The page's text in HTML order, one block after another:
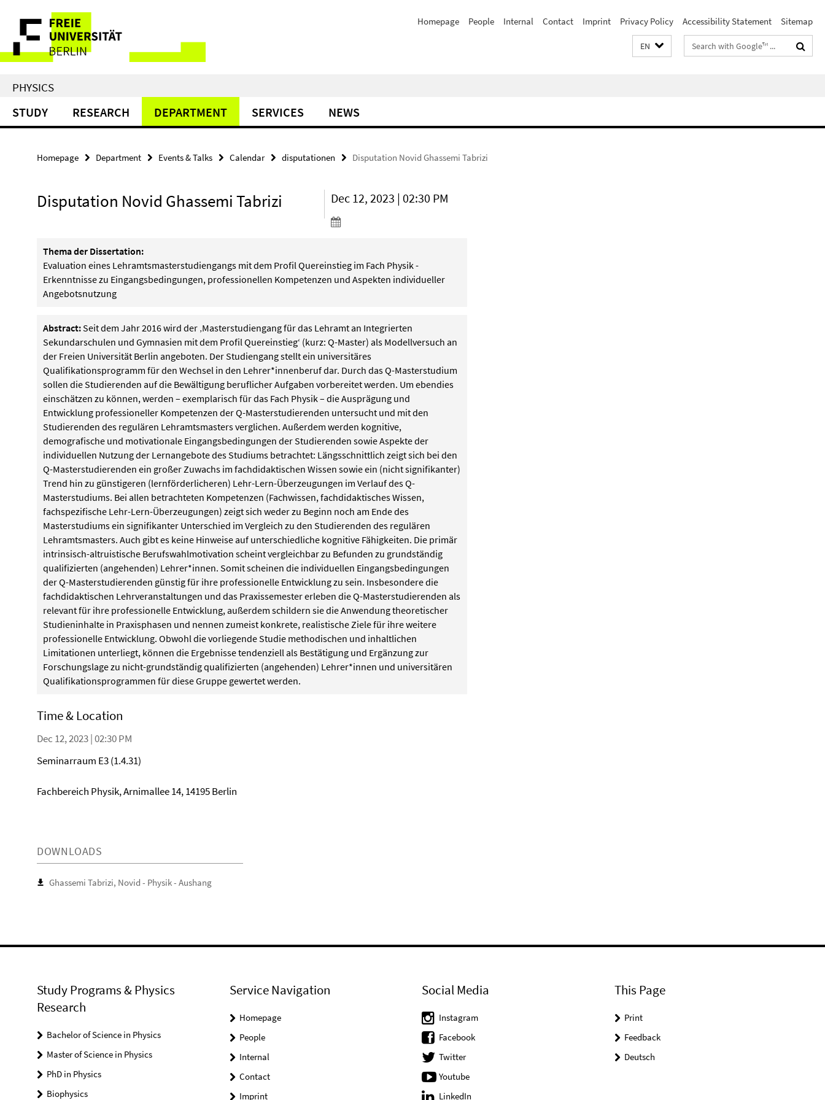
direkt
Inhalt
Service
Navigation
Homepage People Internal Contact Imprint Privacy Policy Accessibility Statement Sitemap
EN
Search
terms
PHYSICS
STUDY RESEARCH DEPARTMENT SERVICES NEWS
Homepage Department Events & Talks Calendar disputationen Disputation Novid Ghassemi Tabrizi
Disputation Novid Ghassemi Tabrizi Dec 12, 2023 | 02:30 PM
Thema der Dissertation:
Evaluation eines Lehramtsmasterstudiengangs mit dem Profil Quereinstieg im Fach Physik -
Erkenntnisse zu Eingangsbedingungen, professionellen Kompetenzen und Aspekten individueller
Angebotsnutzung
Abstract:Seit dem Jahr 2016 wird der ‚Masterstudiengang für das Lehramt an Integrierten
Sekundarschulen und Gymnasien mit dem Profil Quereinstieg‘ (kurz: Q-Master) als Modellversuch an
der Freien Universität Berlin angeboten. Der Studiengang stellt ein universitäres
Qualifikationsprogramm für den Wechsel in den Lehrer*innenberuf dar. Durch das Q-Masterstudium
sollen die Studierenden auf die Bewältigung beruflicher Aufgaben vorbereitet werden. Um ebendies
einschätzen zu können, werden – exemplarisch für das Fach Physik – die Ausprägung und
Entwicklung professioneller Kompetenzen der Q-Masterstudierenden untersucht und mit den
Studierenden des regulären Lehramtsmasters verglichen. Außerdem werden kognitive,
demografische und motivationale Eingangsbedingungen der Studierenden sowie Aspekte der
individuellen Nutzung der Lernangebote des Studiums betrachtet: Längsschnittlich zeigt sich bei den
Q-Masterstudierenden ein großer Zuwachs im fachdidaktischen Wissen sowie ein (nicht signifikanter)
Trend hin zu günstigeren (lernförderlicheren) Lehr-Lern-Überzeugungen im Verlauf des Q-
Masterstudiums. Bei allen betrachteten Kompetenzen (Fachwissen, fachdidaktisches Wissen,
fachspezifische Lehr-Lern-Überzeugungen) zeigt sich weder zu Beginn noch am Ende des
Masterstudiums ein signifikanter Unterschied im Vergleich zu den Studierenden des regulären
Lehramtsmasters. Auch gibt es keine Hinweise auf unterschiedliche kognitive Fähigkeiten. Die primär
intrinsisch-altruistische Berufswahlmotivation scheint vergleichbar zu Befunden zu grundständig
qualifizierten (angehenden) Lehrer*innen. Somit scheinen die individuellen Eingangsbedingungen
der Q-Masterstudierenden günstig für ihre professionelle Entwicklung zu sein. Insbesondere die
fachdidaktischen Lehrveranstaltungen und das Praxissemester erleben die Q-Masterstudierenden als
relevant für ihre professionelle Entwicklung, außerdem schildern sie die Anwendung theoretischer
Studieninhalte in Praxisphasen und nennen zumeist konkrete, realistische Ziele für ihre weitere
professionelle Entwicklung. Obwohl die vorliegende Studie methodischen und inhaltlichen
Limitationen unterliegt, können die Ergebnisse tendenziell als Bestätigung und Ergänzung zur
Forschungslage zu nicht-grundständig qualifizierten (angehenden) Lehrer*innen und universitären
Qualifikationsprogrammen für diese Gruppe gewertet werden.
Time & Location
Dec 12, 2023 | 02:30 PM
Seminarraum E3 (1.4.31)
Fachbereich Physik, Arnimallee 14, 14195 Berlin
DOWNLOADS
Ghassemi Tabrizi, Novid - Physik - Aushang
Study Programs & Physics
Research
Bachelor of Science in Physics
Master of Science in Physics
PhD in Physics
Biophysics
Service Navigation
Homepage
People
Internal
Contact
Imprint
Social Media
Instagram
Facebook
Twitter
Youtube
LinkedIn
This Page
Print
Feedback
Deutsch